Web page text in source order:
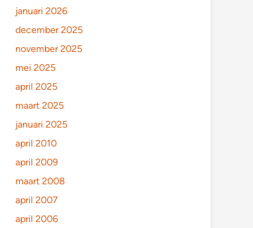
januari 2026
december 2025
november 2025
mei 2025
april 2025
maart 2025
januari 2025
april 2010
april 2009
maart 2008
april 2007
april 2006